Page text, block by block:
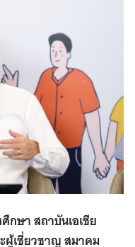
ษา สถาบันเอเชีย
เชี่ยวชาญ สมาคม